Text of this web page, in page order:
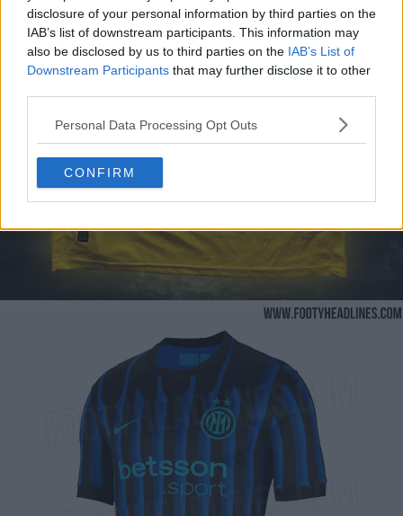
disclosure of your personal information by third parties on the
IAB’s list of downstream participants. This information may
also be disclosed by us to third parties on the IAB’s List of
Downstream Participants that may further disclose it to other
Personal Data Processing Opt Outs
CONFIRM